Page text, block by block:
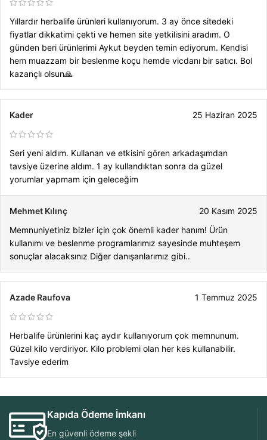
Yıllardır herbalife ürünleri kullanıyorum. 3 ay önce sitedeki
fiyatlar dikkatimi çekti ve hemen site yetkilisini aradım. O
günden beri ürünlerimi Aykut beyden temin ediyorum. Kendisi
hem muazzam bir beslenme koçu hemde vicdanı bir satıcı. Bol
kazançlı olsun🙏
Kader 25 Haziran 2025
Seri yeni aldım. Kullanan ve etkisini gören arkadaşımdan
tavsiye üzerine aldım. 1 ay kullandıktan sonra da güzel
yorumlar yapmam için geleceğim
Mehmet Kılınç
20 Kasım 2025
Memnuniyetiniz bizler için çok önemli kader hanım! Ürün
kullanımı ve beslenme programlarımız sayesinde muhteşem
sonuçlar alacaksınız Diğer danışanlarımız gibi..
Azade Raufova 1 Temmuz 2025
Herbalife ürünlerini kaç aydır kullanıyorum çok memnunum.
Güzel kilo verdiriyor. Kilo problemi olan her kes kullanabilir.
Tavsiye ederim
Kapıda Ödeme İmkanı
En güvenli ödeme şekli